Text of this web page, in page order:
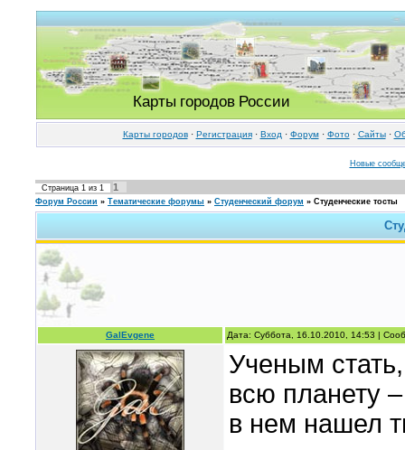
Карты городов России
Карты городов· Регистрация· Вход · Форум· Фото· Cайты·
Новые
Страница 1 из 1 1
Форум России » Тематические форумы » Студенческий форум » Студенческие тосты
GalEvgene Дата: Суббота, 16.10.2010, 14:53 |
Ученым
всю планету
в нем нашел